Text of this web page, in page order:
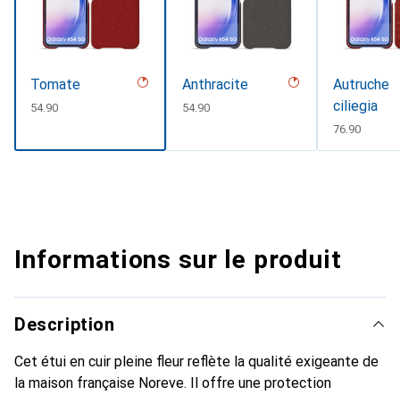
Tomate
CHF
54.90
Anthracite
CHF
54.90
Autruche
ciliegia
CHF
76.90
Informations sur le produit
Description
Cet étui en cuir pleine fleur reflète la qualité exigeante de
la maison française Noreve. Il offre une protection